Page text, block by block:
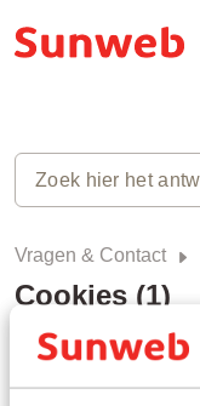
Vragen & Contact
Cookies (1)
Wat zijn cookies?